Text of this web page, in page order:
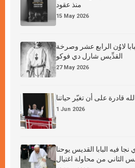
منذ عقود
15 May 2026
لاوُن الرابع عشر وصرخة
القدِّيس شارل دي فوكو
27 May 2026
الله قادرة على أن تغيّر حياتنا
1 Jun 2026
نجا فيه البابا القديس يوحنا
الثاني من محاولة اغتيال